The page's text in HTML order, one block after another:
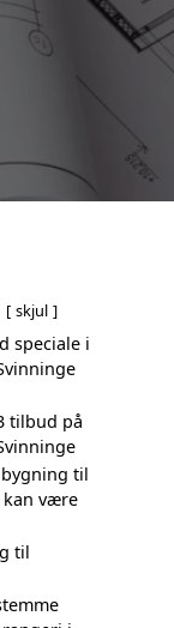
skjul
speciale i
tilbud på
til
kan være
til